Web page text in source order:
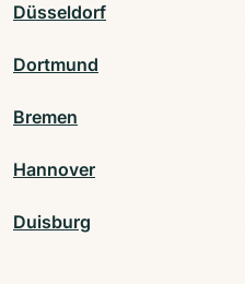
Düsseldorf
Dortmund
Bremen
Hannover
Duisburg